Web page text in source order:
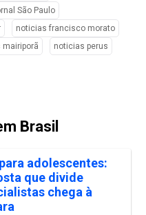
São Paulo
noticias francisco morato
noticias perus
Brasil
adolescentes:
que divide
chega à